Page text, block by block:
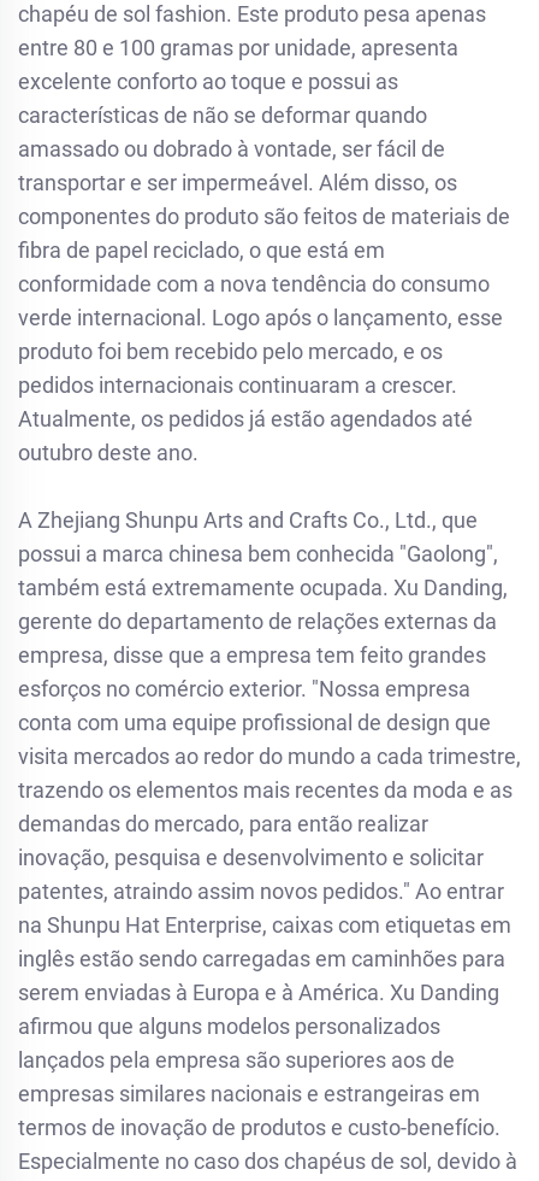
chapéu de sol fashion. Este produto pesa apenas
entre 80 e 100 gramas por unidade, apresenta
excelente conforto ao toque e possui as
características de não se deformar quando
amassado ou dobrado à vontade, ser fácil de
transportar e ser impermeável. Além disso, os
componentes do produto são feitos de materiais de
fibra de papel reciclado, o que está em
conformidade com a nova tendência do consumo
verde internacional. Logo após o lançamento, esse
produto foi bem recebido pelo mercado, e os
pedidos internacionais continuaram a crescer.
Atualmente, os pedidos já estão agendados até
outubro deste ano.
A Zhejiang Shunpu Arts and Crafts Co., Ltd., que
possui a marca chinesa bem conhecida "Gaolong",
também está extremamente ocupada. Xu Danding,
gerente do departamento de relações externas da
empresa, disse que a empresa tem feito grandes
esforços no comércio exterior. "Nossa empresa
conta com uma equipe profissional de design que
visita mercados ao redor do mundo a cada trimestre,
trazendo os elementos mais recentes da moda e as
demandas do mercado, para então realizar
inovação, pesquisa e desenvolvimento e solicitar
patentes, atraindo assim novos pedidos." Ao entrar
na Shunpu Hat Enterprise, caixas com etiquetas em
inglês estão sendo carregadas em caminhões para
serem enviadas à Europa e à América. Xu Danding
afirmou que alguns modelos personalizados
lançados pela empresa são superiores aos de
empresas similares nacionais e estrangeiras em
termos de inovação de produtos e custo-benefício.
Especialmente no caso dos chapéus de sol, devido à